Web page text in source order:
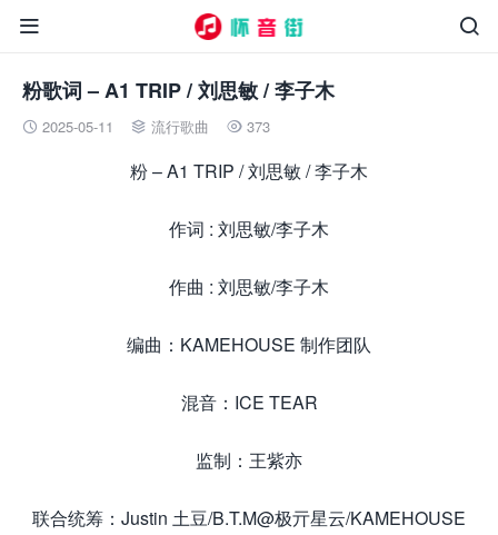


粉歌词 – A1 TRIP / 刘思敏 / 李子木
 2025-05-11  流行歌曲  373
粉 – A1 TRIP / 刘思敏 / 李子木
作词 : 刘思敏/李子木
作曲 : 刘思敏/李子木
编曲：KAMEHOUSE 制作团队
混音：ICE TEAR
监制：王紫亦
联合统筹：Justin 土豆/B.T.M@极亓星云/KAMEHOUSE